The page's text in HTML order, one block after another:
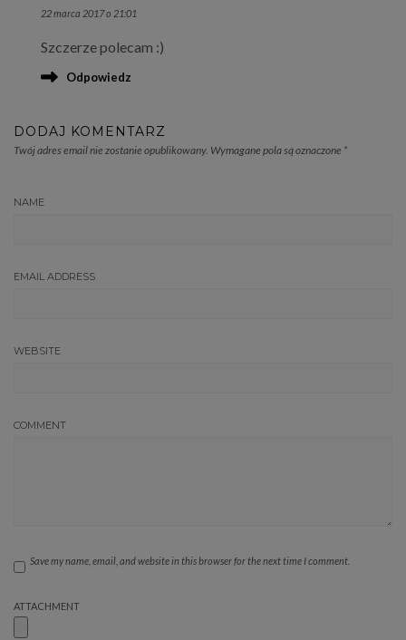
THE REAL PERSON BADGE!
ANTI-SPAM BY CLEANTALK
22 marca 2017 o 21:01
Szczerze polecam :)
Odpowiedz
DODAJ KOMENTARZ
Twój adres email nie zostanie opublikowany. Wymagane pola są oznaczone *
NAME
EMAIL ADDRESS
WEBSITE
COMMENT
Save my name, email, and website in this browser for the next time I comment.
ATTACHMENT